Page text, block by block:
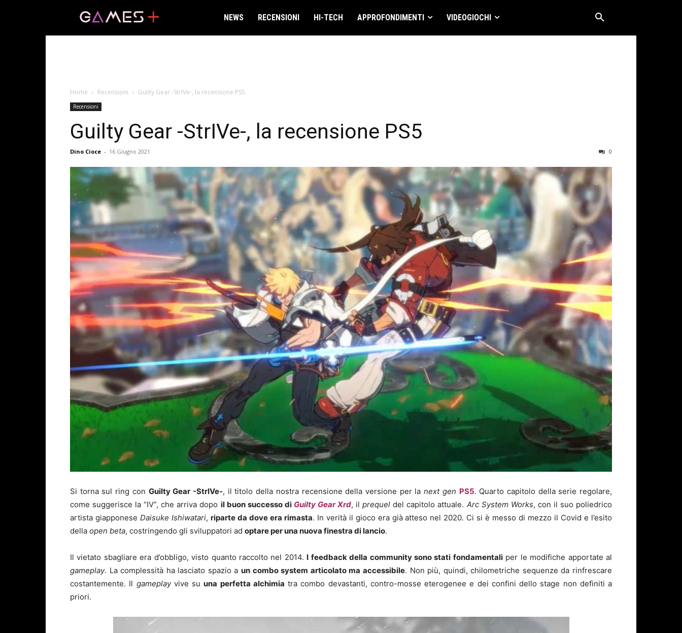
NEWS RECENSIONI HI-TECH APPROFONDIMENTI VIDEOGIOCHI
Home Recensioni Guilty Gear -StrIVe-, la recensione PS5
Recensioni
Guilty Gear -StrIVe-, la recensione PS5
Dino Cioce - 16 Giugno 2021 0
Si torna sul ring con Guilty Gear -StrIVe-, il titolo della nostra recensione della versione per lanext gen PS5. Quarto capitolo della serie regolare,
come suggerisce la “IV”, che arriva dopo il buon successo di Guilty Gear Xrd, ilprequel del capitolo attuale. Arc System Works, con il suo poliedrico
artista giapponese Daisuke Ishiwatari, riparte da dove era rimasta. In verità il gioco era già atteso nel 2020. Ci si è messo di mezzo il Covid e l’esito
della open beta, costringendo gli sviluppatori ad optare per una nuova finestra di lancio.
Il vietato sbagliare era d’obbligo, visto quanto raccolto nel 2014. I feedback della community sono stati fondamentaliper le modifiche apportate al
gameplay. La complessità ha lasciato spazio aun combo system articolato ma accessibile. Non più, quindi, chilometriche sequenze da rinfrescare
costantemente. Il gameplayvive suuna perfetta alchimia tra combo devastanti, contro-mosse eterogenee e dei confini dello stage non definiti a
priori.